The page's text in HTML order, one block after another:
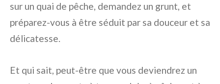
sur un quai de pêche, demandez un grunt, et
préparez-vous à être séduit par sa douceur et sa
délicatesse.
Et qui sait, peut-être que vous deviendrez un